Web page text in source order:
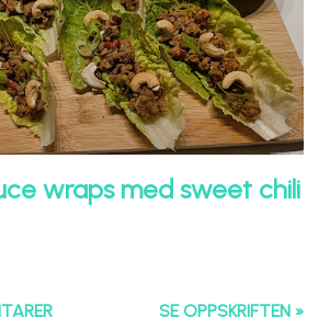
wraps med sweet chili
SE OPPSKRIFTEN »